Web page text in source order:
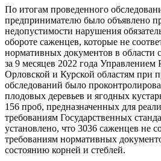
По итогам проведенного
предпринимателю было объявлено
недопустимости нарушения
обороте саженцев, которые не
нормативных документов в области
за 9 месяцев 2022 года Управлением
Орловской и Курской областям при
обследований было
плодовых деревьев и ягодных
156 проб, предназначенных для
требованиям Государственных
установлено, что 3036 саженцев не
требованиям нормативных
состоянию корней и стеблей.